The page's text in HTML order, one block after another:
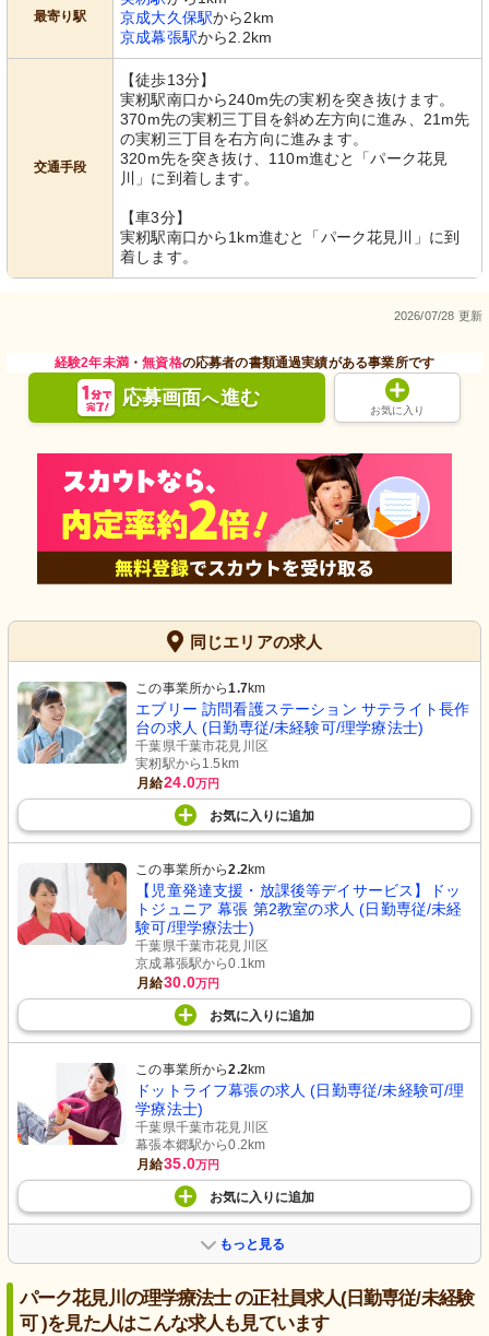
最寄り駅
京成大久保駅から2km
京成幕張駅から2.2km
交通手段
【徒歩13分】
実籾駅南口から240m先の実籾を突き抜けます。
370m先の実籾三丁目を斜め左方向に進み、21m先
の実籾三丁目を右方向に進みます。
320m先を突き抜け、110m進むと「パーク花見
川」に到着します。
【車3分】
実籾駅南口から1km進むと「パーク花見川」に到
着します。
2026/07/28 更新
経験2年未満・無資格の応募者の書類通過実績がある事業所です
応募画面へ進む
お気に入り
同じエリアの求人
この事業所から1.7km
エブリー 訪問看護ステーション サテライト長作
台の求人 (日勤専従/未経験可/理学療法士)
千葉県千葉市花見川区
実籾駅から1.5km
月給24.0万円
お気に入り に追加
この事業所から2.2km
【児童発達支援・放課後等デイサービス】ドッ
トジュニア 幕張 第2教室の求人 (日勤専従/未経
験可/理学療法士)
千葉県千葉市花見川区
京成幕張駅から0.1km
月給30.0万円
お気に入り に追加
この事業所から2.2km
ドットライフ幕張の求人 (日勤専従/未経験可/理
学療法士)
千葉県千葉市花見川区
幕張本郷駅から0.2km
月給35.0万円
お気に入り に追加
もっと見る
パーク花見川の理学療法士 の正社員求人(日勤専従/未経験
可 )を見た人はこんな求人も見ています